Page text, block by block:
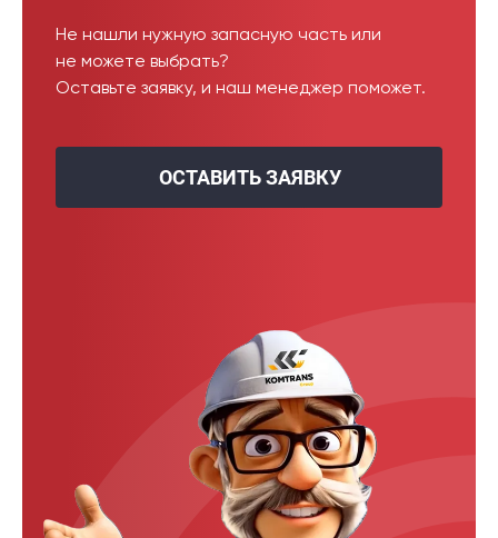
Не нашли нужную запасную часть или
не можете выбрать?
Оставьте заявку, и наш менеджер поможет.
ОСТАВИТЬ ЗАЯВКУ